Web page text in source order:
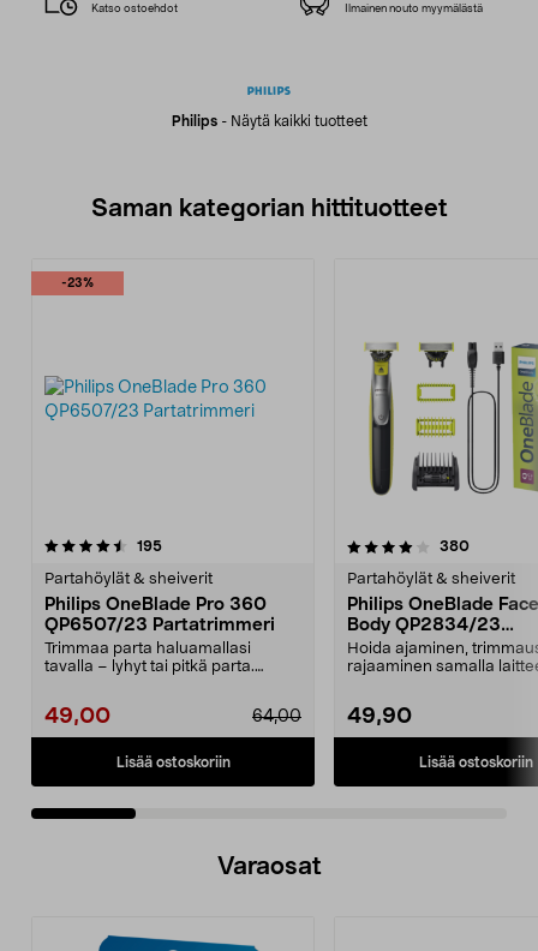
Philips- Näytä kaikki tuotteet
Katso ostoehdot Ilmainen nouto myymälästä
Saman kategorian hittituotteet
-23%
195arvostelut
Partahöylät & sheiverit
Philips OneBlade Pro 360
QP6507/23 Partatrimmeri
Trimmaa parta haluamallasi
tavalla – lyhyt tai pitkä parta.
49,00 64,00
Lisää ostoskoriin
4.0 viidestä
380arvostelut
Partahöylät & sheiverit
Philips OneBlade
Body QP2834/23
Sähkökäyttöinen
Hoida ajaminen,
rajaaminen samalla
49,90
Lisää ostoskoriin
3.5 viidestä
Varaosat